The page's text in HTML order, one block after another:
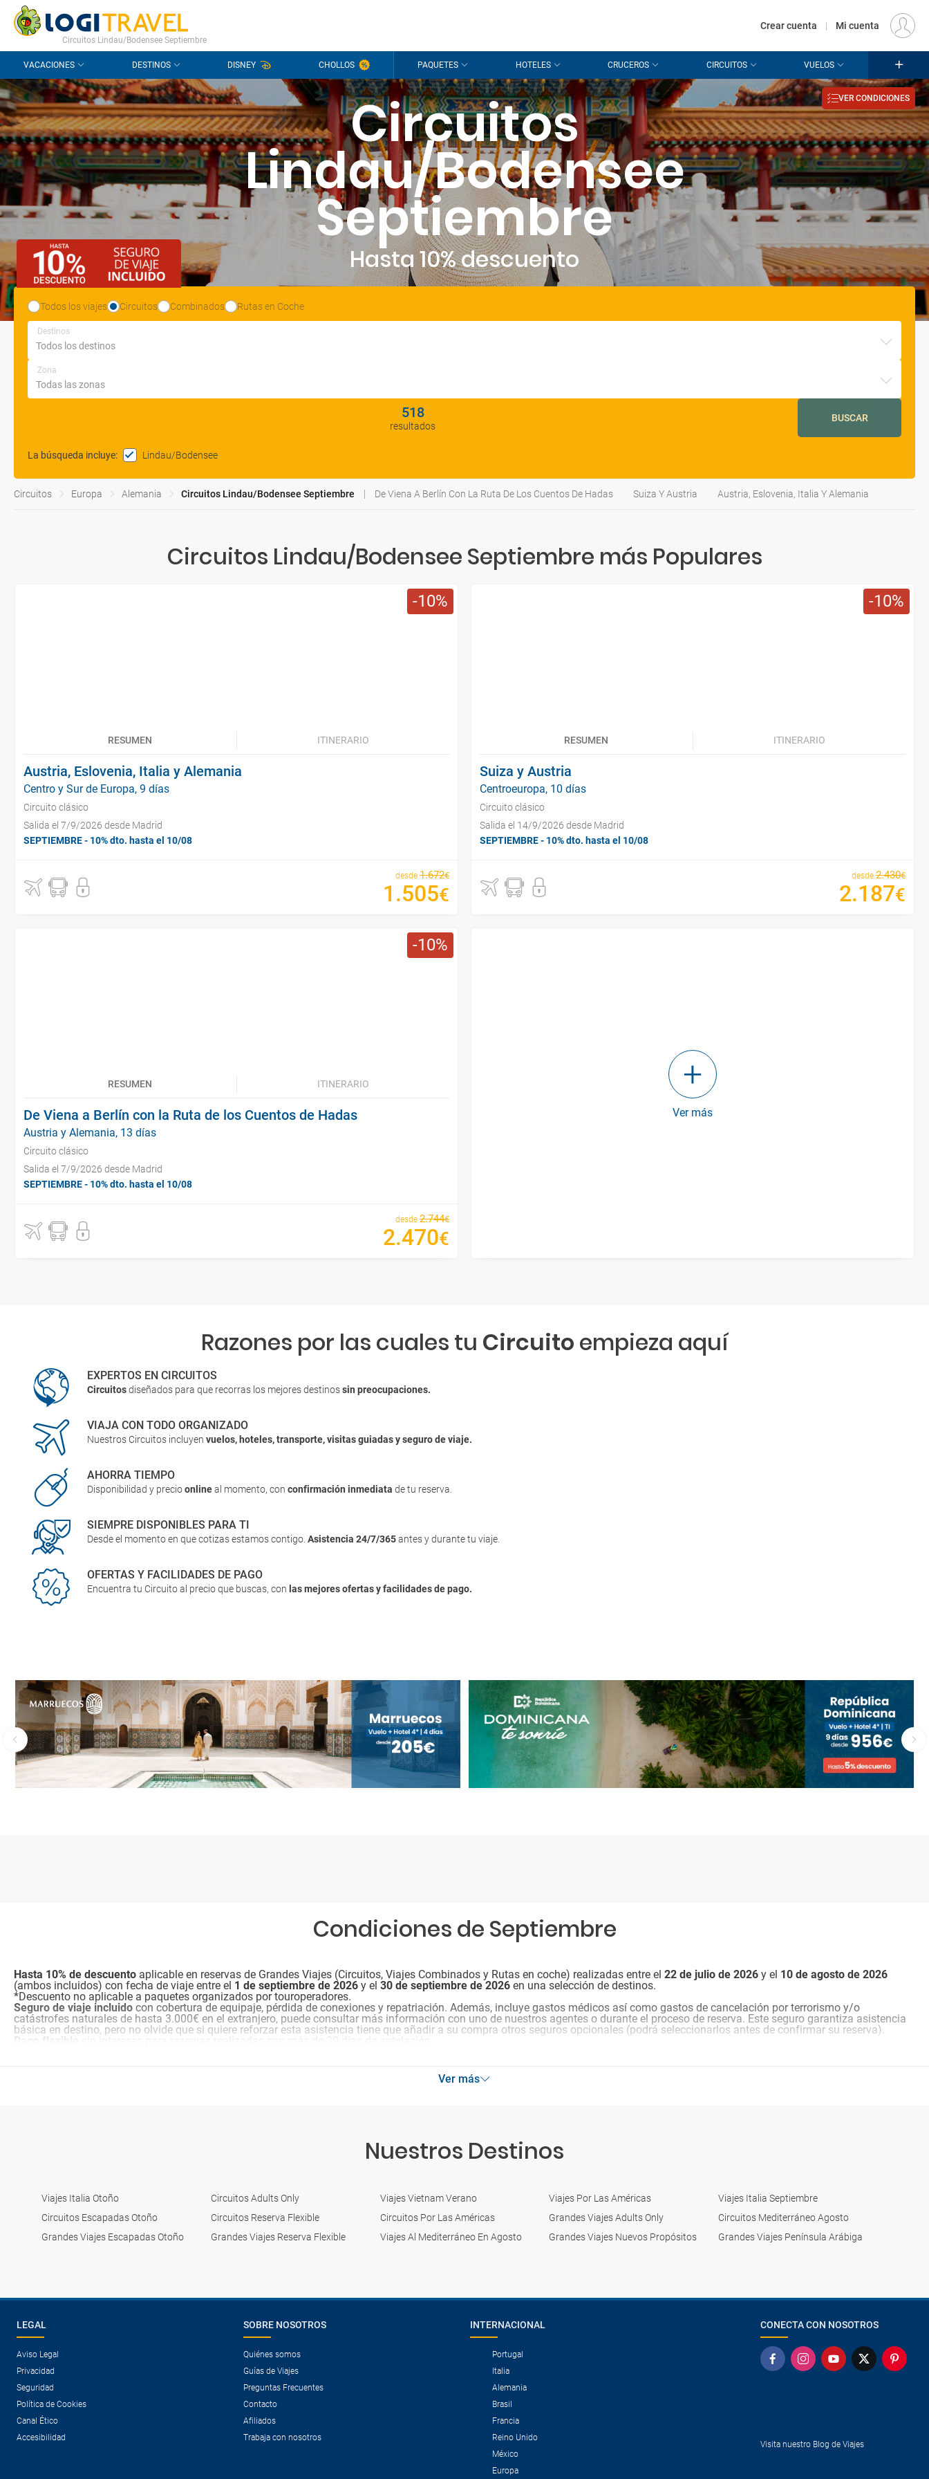
CONTACTO PREGUNTAS FRECUENTES EUR
Circuitos Lindau/Bodensee Septiembre
Crear cuenta | Mi cuenta
VACACIONES DESTINOS DISNEY CHOLLOS PAQUETES HOTELES CRUCEROS CIRCUITOS VUELOS
Circuitos
Lindau/Bodensee
Septiembre
Hasta 10% descuento
VER CONDICIONES
Todos los viajes Circuitos Combinados Rutas en Coche
Destinos
Zona
518
resultados
BUSCAR
La búsqueda incluye: Lindau/Bodensee
Circuitos Europa Alemania Circuitos Lindau/Bodensee Septiembre De Viena A Berlín Con La Ruta De Los Cuentos De Hadas Suiza Y Austria Austria, Eslovenia, Italia Y Alemania
Circuitos Lindau/Bodensee Septiembre más Populares
10
RESUMEN ITINERARIO
Austria, Eslovenia, Italia y Alemania
Centro y Sur de Europa, 9 días
Circuito clásico
Salida el 7/9/2026 desde Madrid
SEPTIEMBRE - 10% dto. hasta el 10/08
desde 1.672€
1 .505€
10
RESUMEN ITINERARIO
Suiza y Austria
Centroeuropa, 10 días
Circuito clásico
Salida el 14/9/2026 desde Madrid
SEPTIEMBRE - 10% dto. hasta el 10/08
desde 2.430€
2.187€
10
RESUMEN ITINERARIO
De Viena a Berlín con la Ruta de los Cuentos de Hadas
Austria y Alemania, 13 días
Circuito clásico
Salida el 7/9/2026 desde Madrid
SEPTIEMBRE - 10% dto. hasta el 10/08
desde 2.744€
2.470€
Ver más
Razones por las cuales tu Circuito empieza aquí
EXPERTOS EN CIRCUITOS
Circuitosdiseñados para que recorras los mejores destinossin preocupaciones.
VIAJA CON TODO ORGANIZADO
Nuestros Circuitos incluyenvuelos, hoteles, transporte, visitas guiadas y seguro de viaje.
AHORRA TIEMPO
Disponibilidad y precioonlineal momento, conconfirmación inmediatade tu reserva.
SIEMPRE DISPONIBLES PARA TI
Desde el momento en que cotizas estamos contigo.Asistencia 24/7/365antes y durante tu viaje.
OFERTAS Y FACILIDADES DE PAGO
Encuentra tu Circuito al precio que buscas, con las mejores ofertas y facilidades de pago.
Condiciones de Septiembre
Hasta 10% de descuento aplicable en reservas de Grandes Viajes (Circuitos, Viajes Combinados y Rutas en coche) realizadas entre el 22 de julio de 2026 y el 10 de agosto de 2026
(ambos incluidos) con fecha de viaje entre el 1 de septiembre de 2026 y el 30 de septiembre de 2026 en una selección de destinos.
*Descuento no aplicable a paquetes organizados por touroperadores.
Seguro de viaje incluido con cobertura de equipaje, pérdida de conexiones y repatriación. Además, incluye gastos médicos así como gastos de cancelación por terrorismo y/o
catástrofes naturales de hasta 3.000€ en el extranjero, puede consultar más información con uno de nuestros agentes o durante el proceso de reserva. Este seguro garantiza asistencia
básica en destino, pero no olvide que si quiere reforzar esta asistencia tiene que añadir a su compra otros seguros opcionales (podrá seleccionarlos antes de confirmar su reserva).
Pago flexible
sin intereses para reservas realizadas con más de 30 días de antelación.
Ver más
Nuestros Destinos
Viajes Italia Otoño Circuitos Adults Only Viajes Vietnam Verano Viajes Por Las Américas
Viajes Italia Septiembre
Circuitos Escapadas Otoño
Circuitos Reserva Flexible Circuitos Por Las Américas Grandes Viajes Adults Only
Circuitos Mediterráneo Agosto
Grandes Viajes Escapadas Otoño
Grandes Viajes Reserva Flexible Viajes Al Mediterráneo En Agosto Grandes Viajes Nuevos Propósitos Grandes Viajes Península Arábiga
LEGAL
Aviso Legal
Privacidad
Seguridad
Política de Cookies
Canal Ético
Accesibilidad
SOBRE NOSOTROS
Quiénes somos
Guías de Viajes
Preguntas Frecuentes
Contacto
Afiliados
Trabaja con nosotros
INTERNACIONAL
Portugal
Italia
Alemania
Brasil
Francia
Reino Unido
México
Europa
CONECTA CON NOSOTROS
Visita nuestro Blog de Viajes